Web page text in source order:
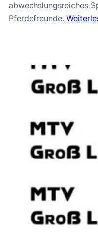
abwechslungsreiches
Pferdefreunde.